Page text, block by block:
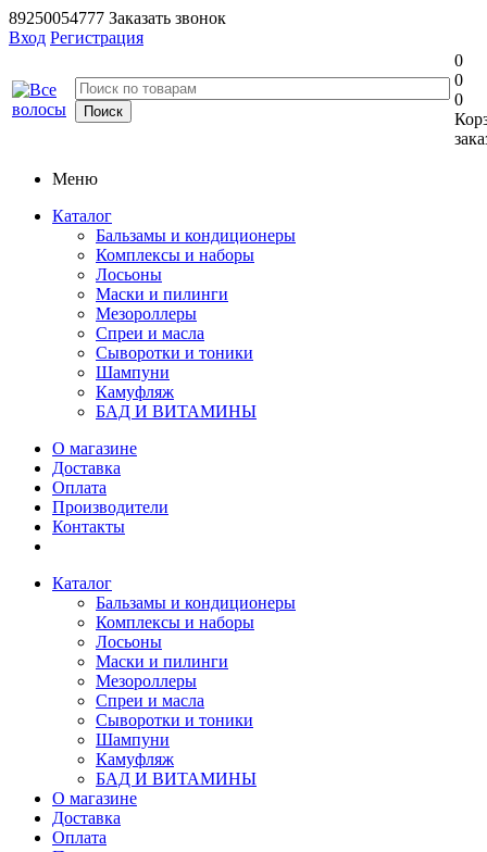
89250054777 Заказать звонок
Вход Регистрация
0
0
0
Меню
Каталог
Бальзамы и кондиционеры
Комплексы и наборы
Лосьоны
Маски и пилинги
Мезороллеры
Спреи и масла
Сыворотки и тоники
Шампуни
Камуфляж
БАД И ВИТАМИНЫ
О магазине
Доставка
Оплата
Производители
Контакты
Каталог
Бальзамы и кондиционеры
Комплексы и наборы
Лосьоны
Маски и пилинги
Мезороллеры
Спреи и масла
Сыворотки и тоники
Шампуни
Камуфляж
БАД И ВИТАМИНЫ
О магазине
Доставка
Оплата